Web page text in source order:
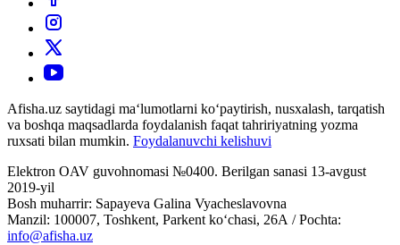
Afisha.uz saytidagi ma‘lumotlarni ko‘paytirish, nusxalash, tarqatish
va boshqa maqsadlarda foydalanish faqat tahririyatning yozma
ruxsati bilan mumkin. Foydalanuvchi kelishuvi
Elektron OAV guvohnomasi №0400. Berilgan sanasi 13-avgust
2019-yil
Bosh muharrir: Sapayeva Galina Vyacheslavovna
Manzil: 100007, Toshkent, Parkent ko‘chasi, 26А / Pochta:
info@afisha.uz